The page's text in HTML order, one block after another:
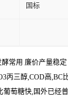
国标
常用 廉价产量稳定
丙三醇,COD高,BC
葡萄糖快,国外已经